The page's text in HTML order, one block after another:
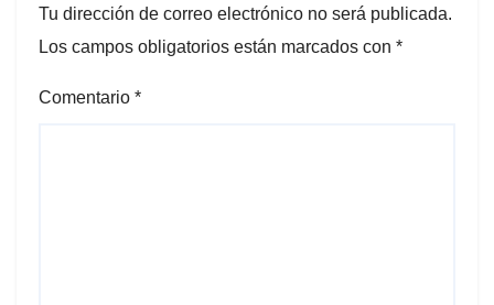
Tu dirección de correo electrónico no será publicada.
Los campos obligatorios están marcados con *
Comentario *